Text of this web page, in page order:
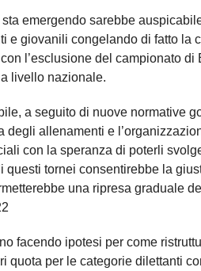
emergendo sarebbe
e giovanili congelando di fatto la
l’esclusione del campionato
livello nazionale.
a seguito di nuove normative
degli allenamenti e
con la speranza di poterli
questi tornei consentirebbe la
una ripresa graduale
facendo ipotesi per come
quota per le categorie dilettanti